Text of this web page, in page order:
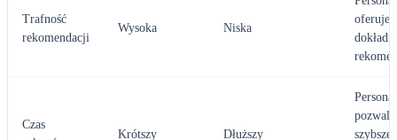
Trafność
rekomendacji
Wysoka Niska
oferuje
Czas
Krótszy Dłuższy
szybsze